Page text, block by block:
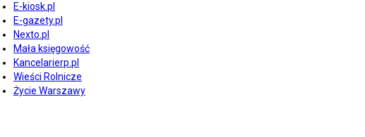
E-kiosk.pl
E-gazety.pl
Nexto.pl
Mała księgowość
Kancelarierp.pl
Wieści Rolnicze
Życie Warszawy